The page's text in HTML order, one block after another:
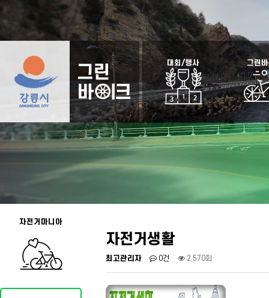
대회/행사 그린
자전거마니아
자전거생활
최고관리자 0건 2,570회